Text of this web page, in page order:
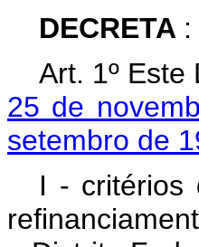
DECRETA :
Art. 1º
25 de
setembro de
I - critérios